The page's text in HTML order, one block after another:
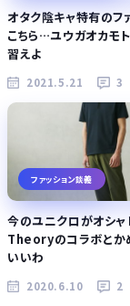
オタク陰キャ特有のフ
こちら…ユウガオカモ
習えよ
2021.5.21 3
ファッション談義
今のユニクロがオシャ
Theoryのコラボとか
いいわ
2020.6.10 2